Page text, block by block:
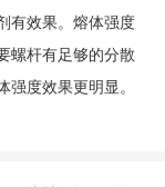
有效果。熔体强度
螺杆有足够的分散
度效果更明显。